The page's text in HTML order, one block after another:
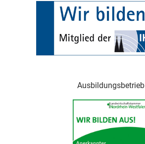
Ausbildungsbetrieb